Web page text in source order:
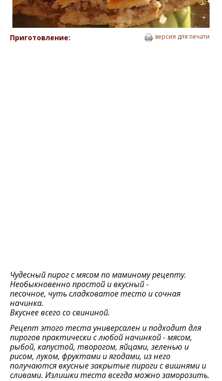
Приготовление: версия для печати
Чудесный пирог с мясом по маминому рецепту.
Необыкновенно простой и вкусный -
песочное, чуть сладковатое тесто и сочная
начинка.
Вкуснее всего со свининой.
Рецепт этого теста универсален и подходит для
пирогов практически с любой начинкой - мясом,
рыбой, капустой, творогом, яйцами, зеленью и
рисом, луком, фруктами и ягодами, из него
получаются вкусные закрытые пироги с вишнями и
сливами. Излишки теста всегда можно заморозить.